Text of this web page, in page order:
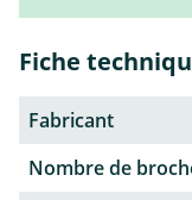
Fiche
Fabricant
Nombre de